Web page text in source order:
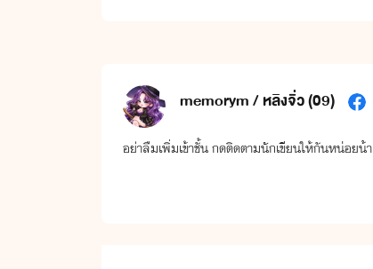
memorym / หลิงจิ่ว (09)
อย่าลืมเพิ่มเข้าชั้น กดติดตามนักเขียนให้กันหน่อยน้า